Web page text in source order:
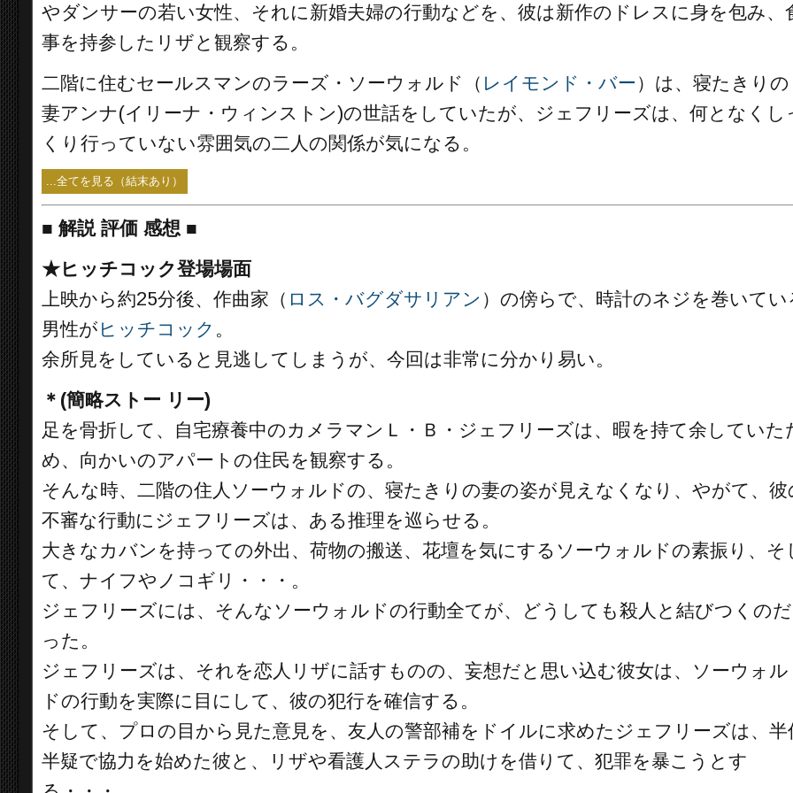
やダンサーの若い女性、それに新婚夫婦の行動などを、彼は新作のドレスに身を包み、
事を持参したリザと観察する。
二階に住むセールスマンのラーズ・ソーウォルド（ レイモンド・バー）は、寝たきりの
妻アンナ(イリーナ・ウィンストン)の世話をしていたが、ジェフリーズは、何となくし
くり行っていない雰囲気の二人の関係が気になる。
...全てを見る（結末あり）
■ 解説 評価 感想 ■
★ヒッチコック登場場面
上映から約25分後、作曲家（ ロス・バグダサリアン ）の傍らで、時計のネジを巻いてい
男性が ヒッチコック 。
余所見をしていると見逃してしまうが、今回は非常に分かり易い。
＊(簡略ストー リー)
足を骨折して、自宅療養中のカメラマンＬ・Ｂ・ジェフリーズは、暇を持て余していた
め、向かいのアパートの住民を観察する。
そんな時、二階の住人ソーウォルドの、寝たきりの妻の姿が見えなくなり、やがて、彼
不審な行動にジェフリーズは、ある推理を巡らせる。
大きなカバンを持っての外出、荷物の搬送、花壇を気にするソーウォルドの素振り、そ
て、ナイフやノコギリ・・・。
ジェフリーズには、そんなソーウォルドの行動全てが、どうしても殺人と結びつくのだ
った。
ジェフリーズは、それを恋人リザに話すものの、妄想だと思い込む彼女は、ソーウォル
ドの行動を実際に目にして、彼の犯行を確信する。
そして、プロの目から見た意見を、友人の警部補をドイルに求めたジェフリーズは、半
半疑で協力を始めた彼と、リザや看護人ステラの助けを借りて、犯罪を暴こうとす